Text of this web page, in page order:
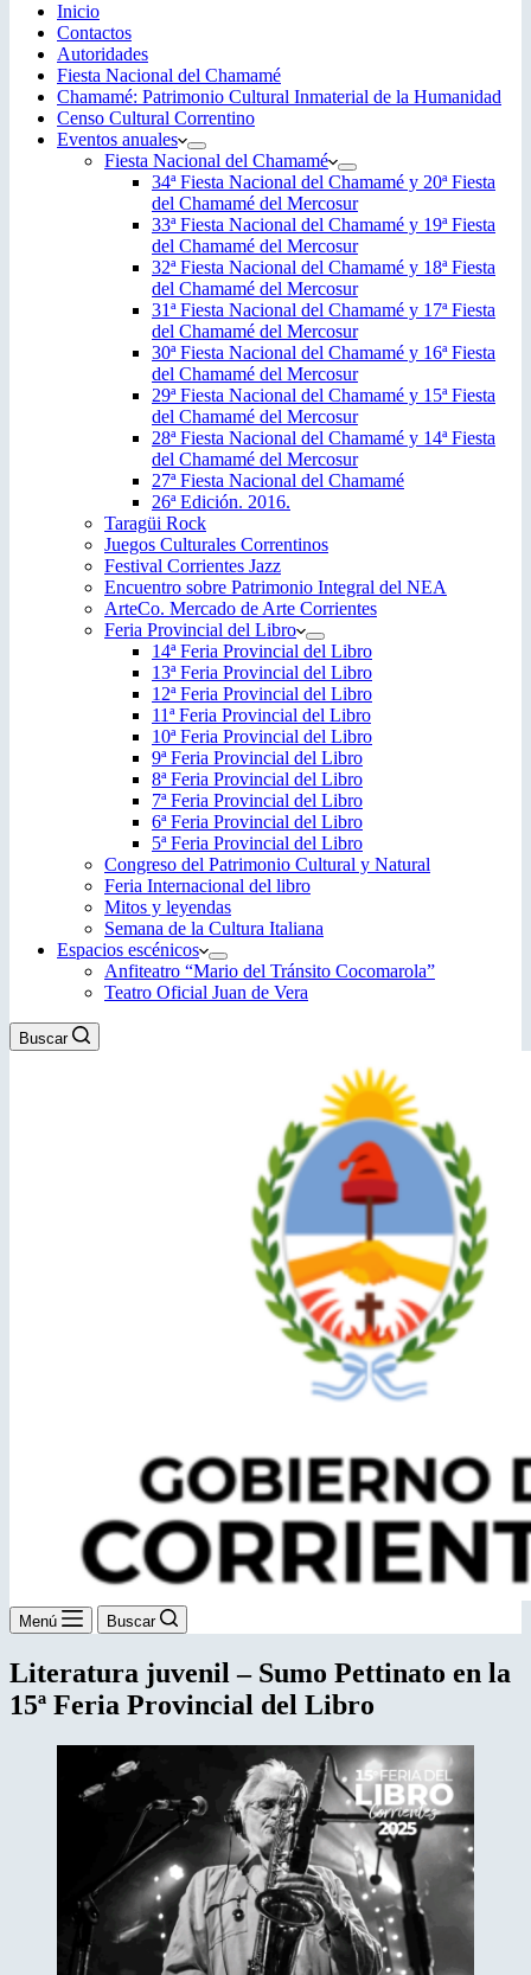
Inicio
Contactos
Autoridades
Fiesta Nacional del Chamamé
Chamamé: Patrimonio Cultural Inmaterial de la Humanidad
Censo Cultural Correntino
Eventos anuales
Fiesta Nacional del Chamamé
34ª Fiesta Nacional del Chamamé y 20ª Fiesta
del Chamamé del Mercosur
33ª Fiesta Nacional del Chamamé y 19ª Fiesta
del Chamamé del Mercosur
32ª Fiesta Nacional del Chamamé y 18ª Fiesta
del Chamamé del Mercosur
31ª Fiesta Nacional del Chamamé y 17ª Fiesta
del Chamamé del Mercosur
30ª Fiesta Nacional del Chamamé y 16ª Fiesta
del Chamamé del Mercosur
29ª Fiesta Nacional del Chamamé y 15ª Fiesta
del Chamamé del Mercosur
28ª Fiesta Nacional del Chamamé y 14ª Fiesta
del Chamamé del Mercosur
27ª Fiesta Nacional del Chamamé
26ª Edición. 2016.
Taragüi Rock
Juegos Culturales Correntinos
Festival Corrientes Jazz
Encuentro sobre Patrimonio Integral del NEA
ArteCo. Mercado de Arte Corrientes
Feria Provincial del Libro
14ª Feria Provincial del Libro
13ª Feria Provincial del Libro
12ª Feria Provincial del Libro
11ª Feria Provincial del Libro
10ª Feria Provincial del Libro
9ª Feria Provincial del Libro
8ª Feria Provincial del Libro
7ª Feria Provincial del Libro
6ª Feria Provincial del Libro
5ª Feria Provincial del Libro
Congreso del Patrimonio Cultural y Natural
Feria Internacional del libro
Mitos y leyendas
Semana de la Cultura Italiana
Espacios escénicos
Anfiteatro “Mario del Tránsito Cocomarola”
Teatro Oficial Juan de Vera
Buscar
Menú Buscar
Literatura juvenil – Sumo Pettinato en la
15ª Feria Provincial del Libro